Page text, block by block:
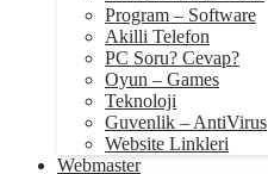
Program – Software
Akilli Telefon
PC Soru? Cevap?
Oyun – Games
Teknoloji
Guvenlik – AntiVirus
Website Linkleri
Webmaster